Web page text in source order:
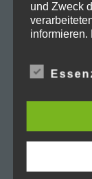
Quick links
über mich
und Zweck
informieren.
zahlreiche
lückenlosen